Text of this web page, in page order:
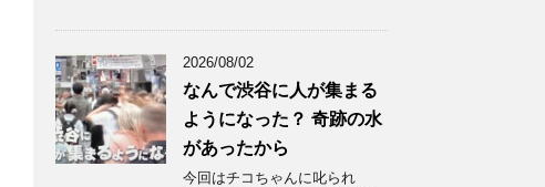
2026/08/02
なんで渋谷に人が集まる
ようになった？ 奇跡の水
があったから
今回はチコちゃんに叱られ